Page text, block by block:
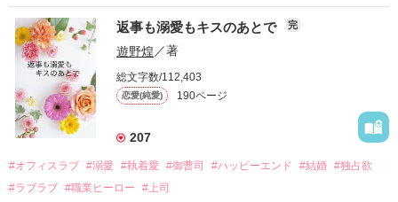
『責任をとる、結婚しよう』と真っ直ぐに告げてきた。
戸惑う美桜とは裏腹に、好きという気持ちを隠すことなく
甘やかしてくる。
そんなある日、哲平は美桜がストーカー被害に
遭っていることを知る。
美桜を守るため、哲平は同居を提案してきて――。
夏木美桜(なつきみお)
鳴海哲平 (なるみてっぺい)
おかしな噂を流されて前の職場でうまくいかなかった梅田美
桜は、海外で傷心旅行をしていたところ、日本人美青年と出会
い、酒の勢いもあり一夜限りの関係となる。
帰国後、美桜は新しい職場でワンナイトした美青年と再会。
なんと彼の正体は、とある財閥御曹司にも関わらず、一族を離
れて起業した新進気鋭の実業家、社内でも冷徹だと評判な社長
――御影恭司その人だったのだ――！
なぜか恭司から飼い猫の世話係を命じられた美桜は、猫の世
の関係となってしまい――？
返事も溺愛もキスのあとで 完
遊野煌／著
総文字数/112,403
恋愛(純愛) 190ページ
207
#オフィスラブ #溺愛 #執着愛 #御曹司 #ハッピーエンド #結婚 #独占欲
#ラブラブ #職業ヒーロー #上司